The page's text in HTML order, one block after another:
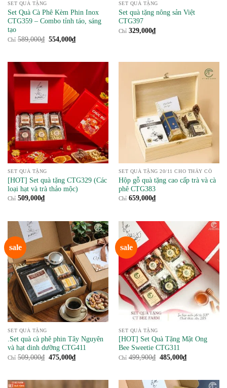
SET QUÀ TẶNG
Set Quà Cà Phê Kèm Phin Inox
CTG359 – Combo tỉnh táo, sáng
tạo
Chỉ 589,000₫ Giá
554,000₫Giá
hiện
554,000₫.
SET QUÀ TẶNG
Set quà tặng nông sản Việt
CTG397
Chỉ 329,000₫
SET QUÀ TẶNG
[HOT] Set quà tặng CTG329 (Các
loại hạt và trà thảo mộc)
Chỉ 509,000₫
SET QUÀ TẶNG 20/11 CHO THẦY CÔ
Hộp gỗ quà tặng cao cấp trà và cà
phê CTG383
Chỉ 659,000₫
sale
SET QUÀ TẶNG
.Set quà cà phê phin Tây Nguyên
và hạt dinh dưỡng CTG411
Chỉ 509,000₫ Giá
475,000₫Giá
sale
SET QUÀ TẶNG
[HOT] Set Quà Tặng Mật Ong
Bee Sweetie CTG311
Chỉ 499,900₫ Giá
485,000₫Giá
485,000₫.